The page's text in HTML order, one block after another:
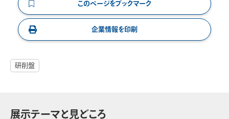
このページをブックマーク
企業情報を印刷
研削盤
展示テーマと見どころ